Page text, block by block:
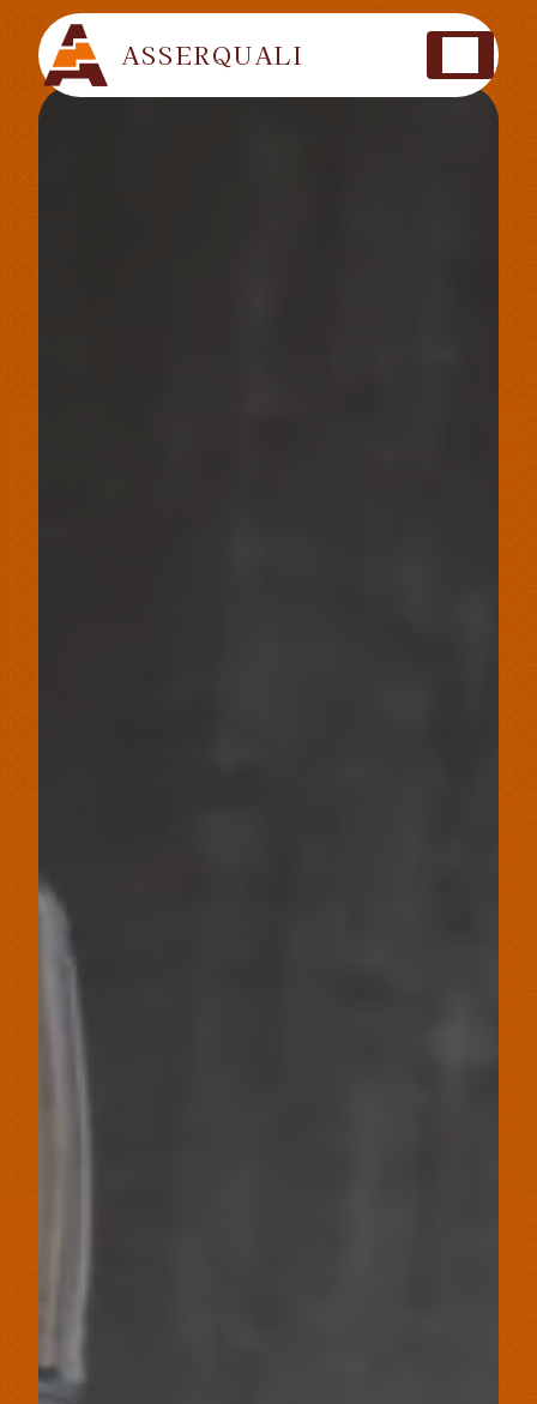
ASSERQUALI
Panneau de gestion des cookies